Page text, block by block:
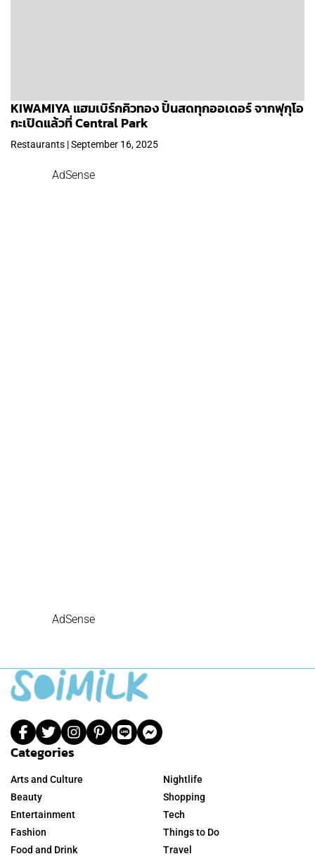
KIWAMIYA แฮมเบิร์กคิวทอง ปั้นสดทุกออเดอร์ จากฟุกุโอ
กะเปิดแล้วที่ Central Park
Restaurants | September 16, 2025
AdSense
AdSense
Categories
Arts and Culture
Beauty
Entertainment
Fashion
Food and Drink
Nightlife
Shopping
Tech
Things to Do
Travel